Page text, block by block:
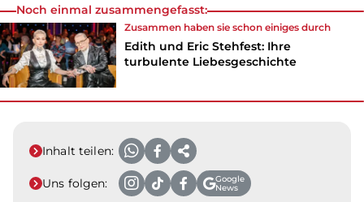
Noch einmal zusammengefasst:
Zusammen haben sie schon einiges durch
Edith und Eric Stehfest: Ihre
turbulente Liebesgeschichte
Inhalt teilen:
Uns folgen:
Google
News